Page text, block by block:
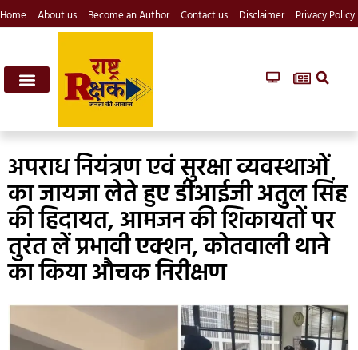
Home About us Become an Author Contact us Disclaimer Privacy Policy
अपराध नियंत्रण एवं सुरक्षा व्यवस्थाओं
का जायजा लेते हुए डीआईजी अतुल सिंह
की हिदायत, आमजन की शिकायतों पर
तुरंत लें प्रभावी एक्शन, कोतवाली थाने
का किया औचक निरीक्षण